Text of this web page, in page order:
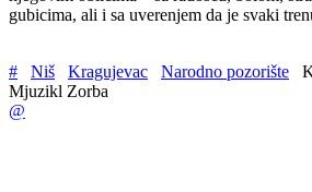
gubicima, ali i sa uverenjem da je svaki
# Niš Kragujevac Narodno pozorište
Mjuzikl Zorba
@